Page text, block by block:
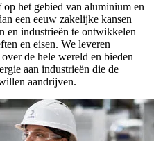
het gebied van aluminium en
een eeuw zakelijke kansen
en industrieën te ontwikkelen
en eisen. We leveren
de hele wereld en bieden
aan industrieën die de
aandrijven.